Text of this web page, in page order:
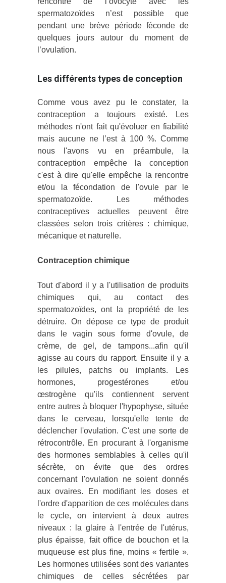
spermatozoïdes n’est possible que
pendant une brève période féconde de
quelques jours autour du moment de
l’ovulation.
Les différents types de conception
Comme vous avez pu le constater, la
contraception a toujours existé. Les
méthodes n'ont fait qu'évoluer en fiabilité
mais aucune ne l’est à 100 %. Comme
nous l'avons vu en préambule, la
contraception empêche la conception
c'est à dire qu'elle empêche la rencontre
et/ou la fécondation de l'ovule par le
spermatozoïde. Les méthodes
contraceptives actuelles peuvent être
classées selon trois critères : chimique,
mécanique et naturelle.
Contraception chimique
Tout d'abord il y a l'utilisation de produits
chimiques qui, au contact des
spermatozoïdes, ont la propriété de les
détruire. On dépose ce type de produit
dans le vagin sous forme d'ovule, de
crème, de gel, de tampons...afin qu'il
agisse au cours du rapport. Ensuite il y a
les pilules, patchs ou implants. Les
hormones, progestérones et/ou
œstrogène qu'ils contiennent servent
entre autres à bloquer l'hypophyse, située
dans le cerveau, lorsqu'elle tente de
déclencher l'ovulation. C'est une sorte de
rétrocontrôle. En procurant à l'organisme
des hormones semblables à celles qu'il
sécrète, on évite que des ordres
concernant l'ovulation ne soient donnés
aux ovaires. En modifiant les doses et
l'ordre d'apparition de ces molécules dans
le cycle, on intervient à deux autres
niveaux : la glaire à l'entrée de l'utérus,
plus épaisse, fait office de bouchon et la
muqueuse est plus fine, moins « fertile ».
Les hormones utilisées sont des variantes
chimiques de celles sécrétées par